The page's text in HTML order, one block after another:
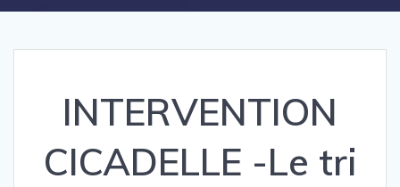
INTERVENTION
CICADELLE -Le tri